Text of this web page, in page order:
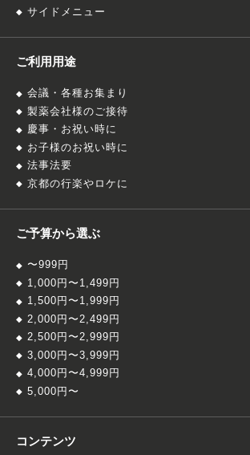
サイドメニュー
ご利用用途
会議・各種お集まり
製薬会社様のご接待
慶事・お祝い時に
お子様のお祝い時に
法事法要
京都の行楽やロケに
ご予算から選ぶ
〜999円
1,000円〜1,499円
1,500円〜1,999円
2,000円〜2,499円
2,500円〜2,999円
3,000円〜3,999円
4,000円〜4,999円
5,000円〜
コンテンツ